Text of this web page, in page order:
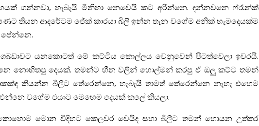
ගන්නවා, හැබැයි මිනිහා නෙවෙයි කට අරින්නෙ. දන්නවනෙ ෆ්රෑන්ක්
තියන ආදරේටම ජේක් කාරයා බිලි ඉන්න තැන වගේම අනික් හැමදෙයක්ම
පේන්නෙ.
යනකොටත් මේ කට්ටිය කොල්ලය වෙනුවෙන් පිටත්වෙලා ඉවරයි.
නොහිතපු දෙයක්. තමන්ට හීන වලින් හොල්මන් කරපු ඒ ඔලු කට්ට තමන්
කියන්න බිලීට තේරෙන්නෙ, හැබැයි තාමත් තේරෙන්නෙ නැහැ එහෙම
වගේම එයාට මෙහෙම දෙයක් කලේ කියලා.
මොන විදිහට කෙලවර වෙයිද සහා බිලීට තමන් හොයන උත්තර